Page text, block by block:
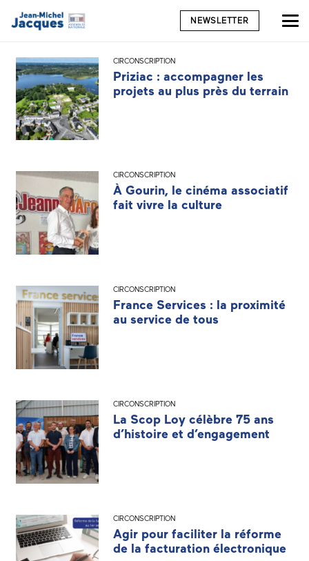
NEWSLETTER
CIRCONSCRIPTION
Priziac : accompagner les
projets au plus près du terrain
CIRCONSCRIPTION
À Gourin, le cinéma associatif
fait vivre la culture
CIRCONSCRIPTION
France Services : la proximité
au service de tous
CIRCONSCRIPTION
La Scop Loy célèbre 75 ans
d’histoire et d’engagement
CIRCONSCRIPTION
Agir pour faciliter la réforme
de la facturation électronique